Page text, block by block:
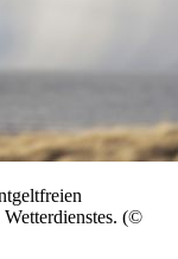
Wetterdienstes. (©